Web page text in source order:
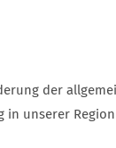
der
unserer